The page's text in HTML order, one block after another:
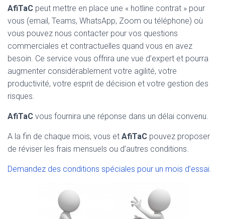
AfiTaC peut mettre en place une « hotline contrat » pour
vous (email, Teams, WhatsApp, Zoom ou téléphone) où
vous pouvez nous contacter pour vos questions
commerciales et contractuelles quand vous en avez
besoin. Ce service vous offrira une vue d’expert et pourra
augmenter considérablement votre agilité, votre
productivité, votre esprit de décision et votre gestion des
risques.
AfiTaC vous fournira une réponse dans un délai convenu.
A la fin de chaque mois, vous et AfiTaC pouvez proposer
de réviser les frais mensuels ou d’autres conditions.
Demandez des conditions spéciales pour un mois d’essai.